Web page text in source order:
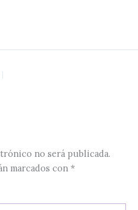
no será publicada.
marcados con *